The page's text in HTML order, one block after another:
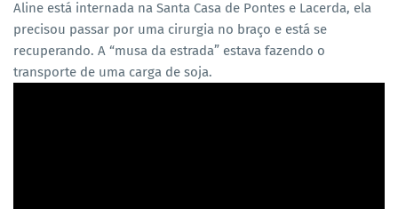
Aline está internada na Santa Casa de Pontes e Lacerda, ela
precisou passar por uma cirurgia no braço e está se
recuperando. A “musa da estrada” estava fazendo o
transporte de uma carga de soja.